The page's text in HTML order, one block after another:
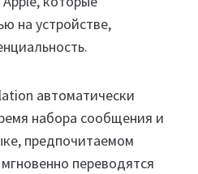
на устройстве,
автоматически
набора сообщения и
предпочитаемом
переводятся